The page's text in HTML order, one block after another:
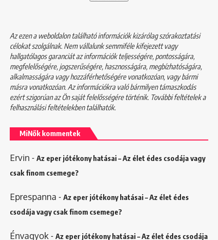
Az ezen a weboldalon található információk kizárólag szórakoztatási
célokat szolgálnak. Nem vállalunk semmiféle kifejezett vagy
hallgatólagos garanciát az információk teljességére, pontosságára,
megfelelőségére, jogszerűségére, hasznosságára, megbízhatóságára,
alkalmasságára vagy hozzáférhetőségére vonatkozóan, vagy bármi
másra vonatkozóan. Az információkra való bármilyen támaszkodás
ezért szigorúan az Ön saját felelősségére történik. További feltételek a
felhasználási feltételekbentalálhatók.
MiNők kommentek
Ervin - Az eper jótékony hatásai – Az élet édes csodája vagy
csak finom csemege?
Eprespanna - Az eper jótékony hatásai – Az élet édes
csodája vagy csak finom csemege?
Énvagyok - Az eper jótékony hatásai – Az élet édes csodája